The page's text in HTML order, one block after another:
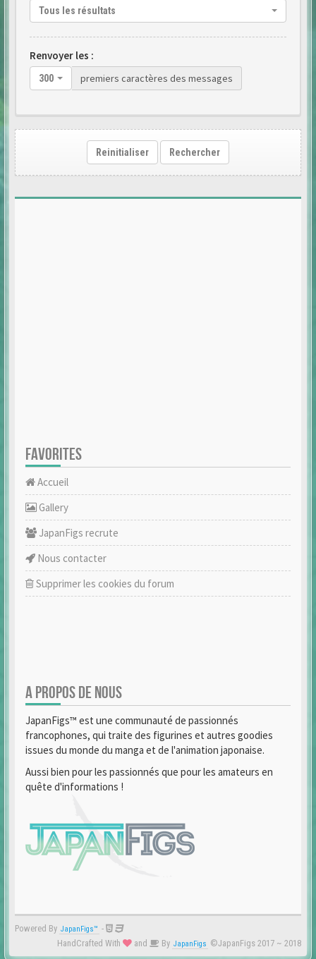
Tous les résultats
Renvoyer les :
300 premiers caractères des messages
Reinitialiser Rechercher
FAVORITES
Accueil
Gallery
JapanFigs recrute
Nous contacter
Supprimer les cookies du forum
A PROPOS DE NOUS
JapanFigs™ est une communauté de passionnés
francophones, qui traite des figurines et autres goodies
issues du monde du manga et de l'animation japonaise.
Aussi bien pour les passionnés que pour les amateurs en
quête d'informations !
Powered By JapanFigs™ -
HandCrafted With
and By JapanFigs ©JapanFigs 2017 ~ 2018